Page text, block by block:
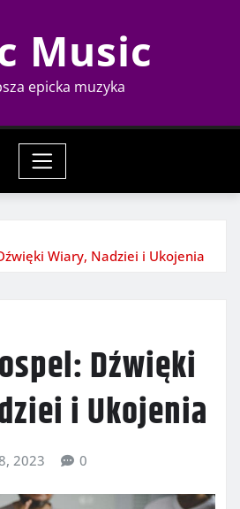
Music
epicka muzyka
Wiary, Nadziei i Ukojenia
Dźwięki
i Ukojenia
2023 0